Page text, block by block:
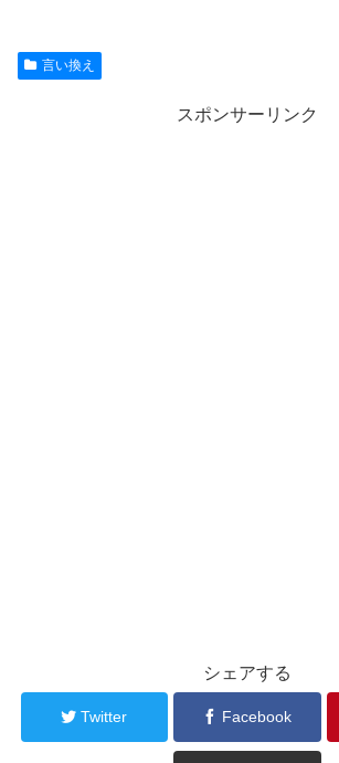
言い換え
スポンサーリンク
シェアする
Twitter Facebook